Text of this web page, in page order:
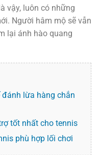
vậy, luôn có những
Người hâm mộ sẽ vẫn
lại ánh hào quang
lừa hàng chắn
tốt nhất cho tennis
phù hợp lối chơi